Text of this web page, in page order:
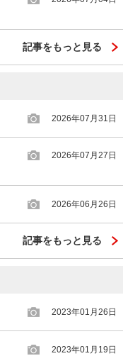
記事をもっと見る
2026年07月31日
2026年07月27日
2026年06月26日
記事をもっと見る
2023年01月26日
2023年01月19日